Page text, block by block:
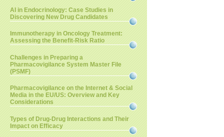
AI in Endocrinology: Case Studies in
Discovering New Drug Candidates
Immunotherapy in Oncology Treatment:
Assessing the Benefit-Risk Ratio
Challenges in Preparing a
Pharmacovigilance System Master File
(PSMF)
Pharmacovigilance on the Internet & Social
Media in the EU/US: Overview and Key
Considerations
Types of Drug-Drug Interactions and Their
Impact on Efficacy